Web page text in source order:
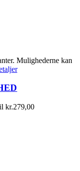
Mulighederne kan
kr.279,00